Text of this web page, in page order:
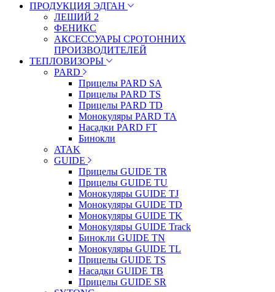
ПРОДУКЦИЯ ЭДГАН
ЛЕШИЙ 2
ФЕНИКС
АКСЕССУАРЫ СРОТОННИХ
ПРОИЗВОДИТЕЛЕЙ
ТЕПЛОВИЗОРЫ
PARD
Прицелы PARD SA
Прицелы PARD TS
Прицелы PARD TD
Монокуляры PARD TA
Насадки PARD FT
Бинокли
ATAK
GUIDE
Прицелы GUIDE TR
Прицелы GUIDE TU
Монокуляры GUIDE TJ
Монокуляры GUIDE TD
Монокуляры GUIDE TK
Монокуляры GUIDE Track
Бинокли GUIDE TN
Монокуляры GUIDE TL
Прицелы GUIDE TS
Насадки GUIDE TB
Прицелы GUIDE SR